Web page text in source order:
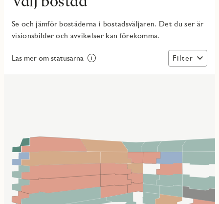
Se och jämför bostäderna i bostadsväljaren. Det du ser är
visionsbilder och avvikelser kan förekomma.
Läs mer om statusarna Filter